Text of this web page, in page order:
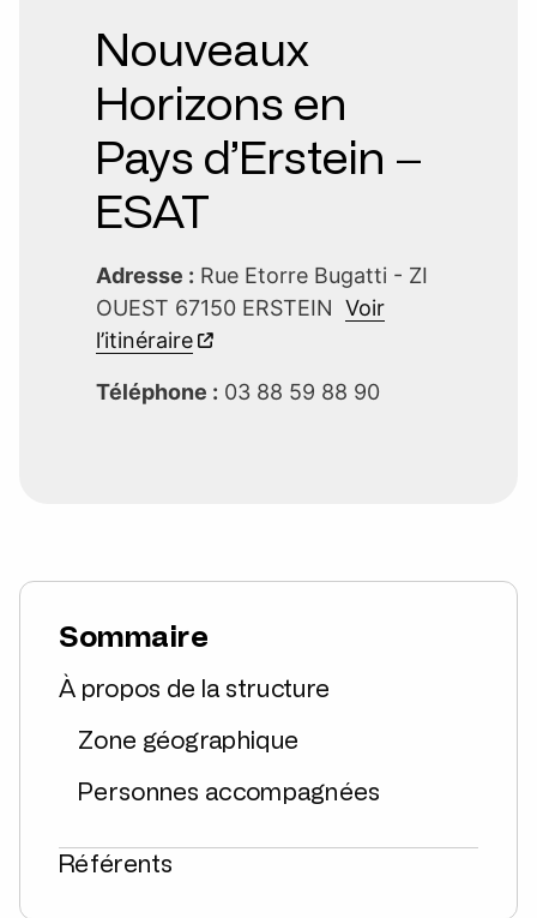
Nouveaux
Horizons en
Pays d’Erstein –
ESAT
Adresse : Rue Etorre Bugatti - ZI
OUEST 67150 ERSTEIN Voir
l’itinéraire
Téléphone : 03 88 59 88 90
Sommaire
À propos de la structure
Zone géographique
Personnes accompagnées
Référents